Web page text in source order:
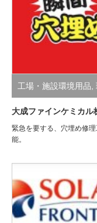
工場・施設環境用品
大成ファインケミカ
緊急を要する、穴埋め修
能。